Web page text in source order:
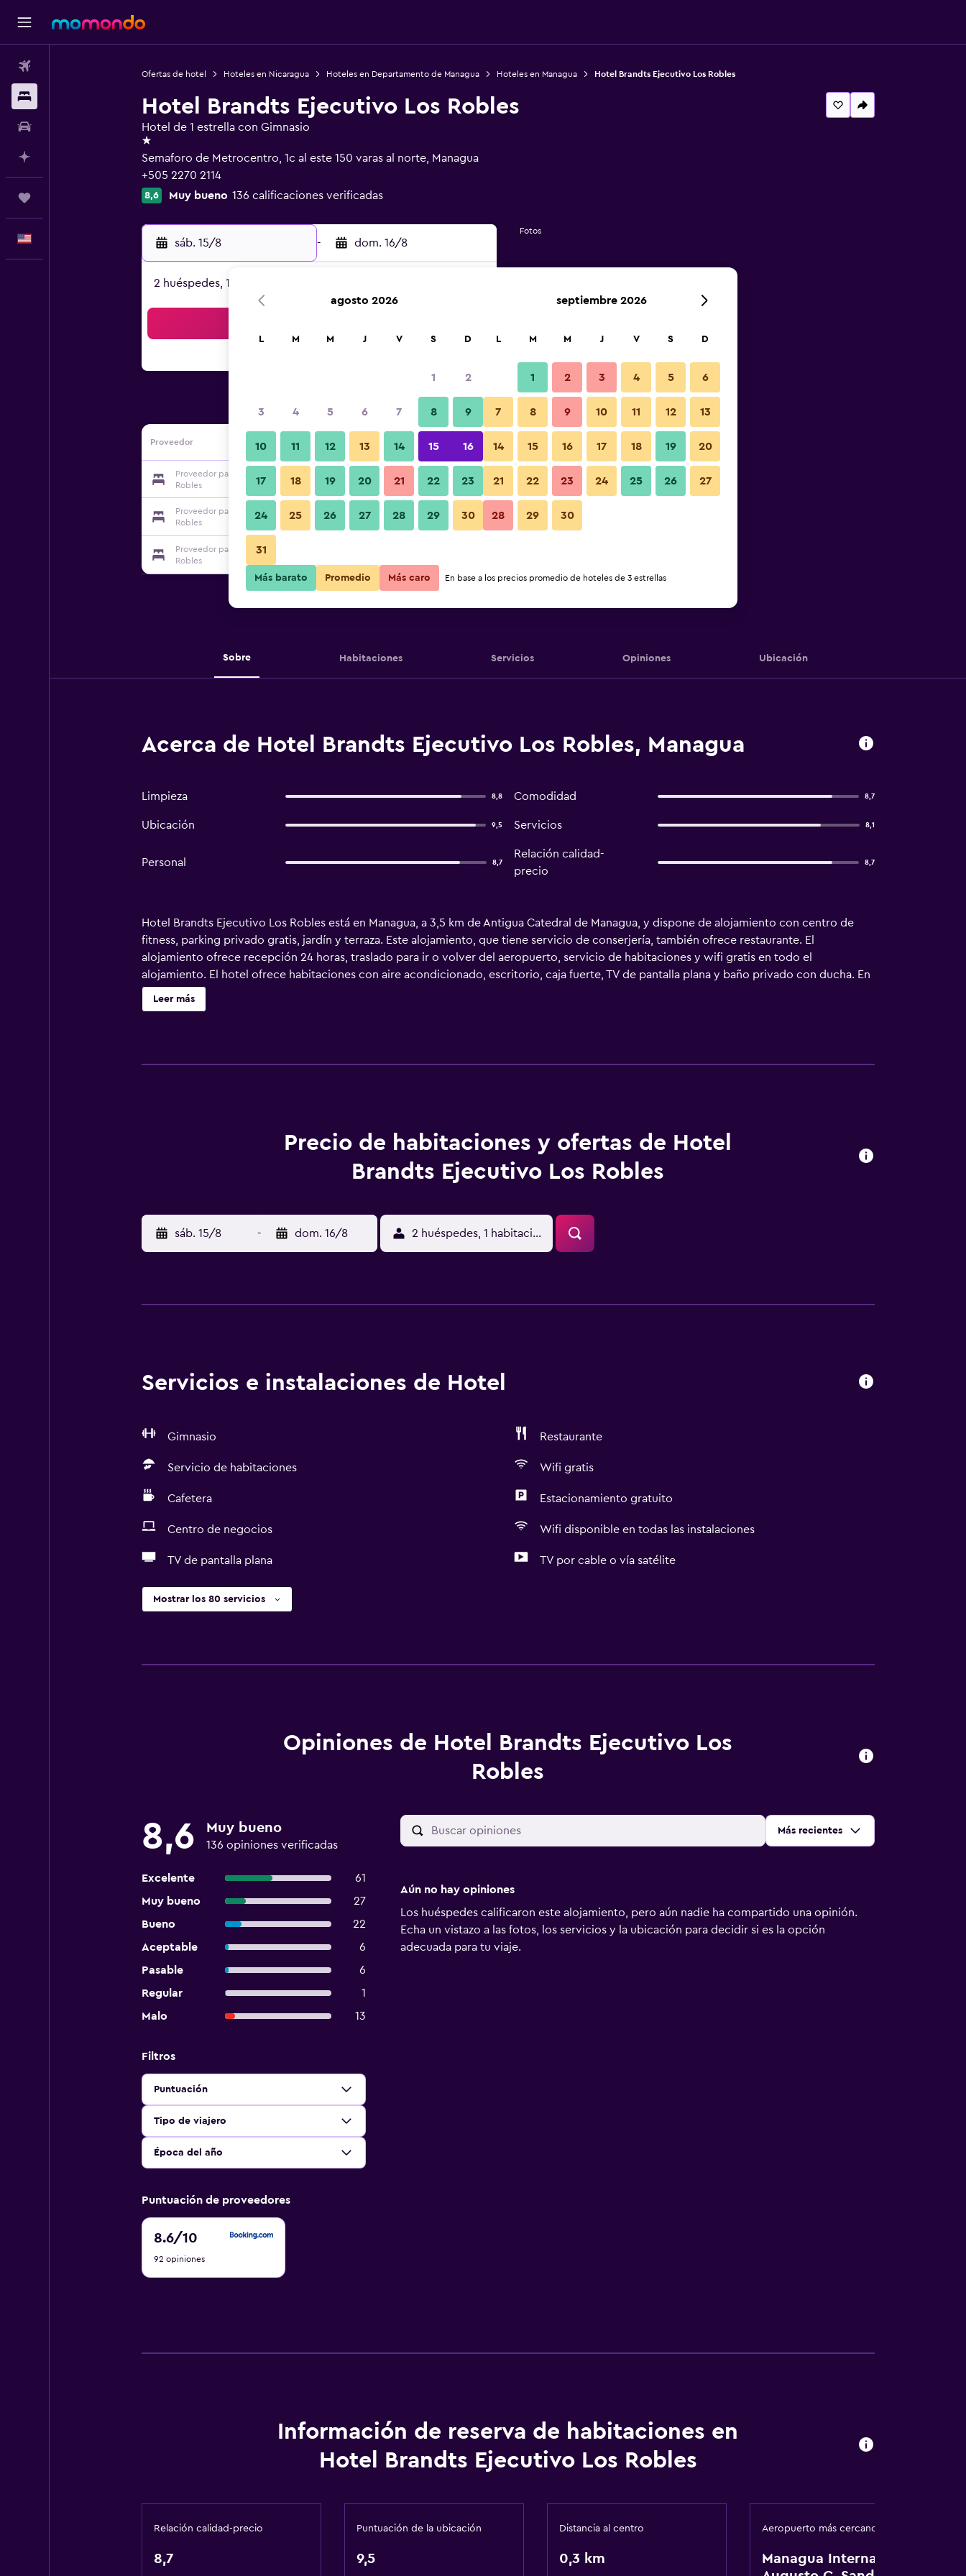
Ofertas de hotel Hoteles en Nicaragua Hoteles en Departamento de Managua Hoteles en Managua Hotel Brandts Ejecutivo Los Robles
Hotel Brandts Ejecutivo Los Robles
Hotel de 1 estrella con Gimnasio
1 estrella
Semaforo de Metrocentro, 1c al este 150 varas al norte, Managua
+505 2270 2114
8,6 Muy bueno 136 calificaciones verificadas
sáb. 15/8 - dom. 16/8
2 huéspedes, 1 habitación
Proveedor
Proveedor para Hotel Brandts Ejecutivo Los
Robles
Ver precios
Proveedor para Hotel Brandts Ejecutivo Los
Robles
Ver precios
Proveedor para Hotel Brandts Ejecutivo Los
Robles
Fotos
Sobre Habitaciones Servicios Opiniones Ubicación
Acerca de Hotel Brandts Ejecutivo Los Robles, Managua
Limpieza 8,8 Comodidad 8,7
Ubicación 9,5 Servicios 8,1
Personal 8,7
Relación calidad-
precio
8,7
Hotel Brandts Ejecutivo Los Robles está en Managua, a 3,5 km de Antigua Catedral de Managua, y dispone de alojamiento con centro de
fitness, parking privado gratis, jardín y terraza. Este alojamiento, que tiene servicio de conserjería, también ofrece restaurante. El
alojamiento ofrece recepción 24 horas, traslado para ir o volver del aeropuerto, servicio de habitaciones y wifi gratis en todo el
alojamiento. El hotel ofrece habitaciones con aire acondicionado, escritorio, caja fuerte, TV de pantalla plana y baño privado con ducha. En
Hotel Brandts Ejecutivo Los Robles, las habitaciones incluyen ropa de cama y toallas. En el alojamiento se sirve un desayuno continental.
Volcán Masaya está a 25 km del alojamiento, y Mirador de Catarina está a 37 km. El aeropuerto (Aeropuerto Internacional Augusto C.
Leer más
Precio de habitaciones y ofertas de Hotel
Brandts Ejecutivo Los Robles
sáb. 15/8 - dom. 16/8 2 huéspedes, 1 habitación
Servicios e instalaciones de Hotel
Gimnasio Restaurante
Servicio de habitaciones Wifi gratis
Cafetera Estacionamiento gratuito
Centro de negocios Wifi disponible en todas las instalaciones
TV de pantalla plana TV por cable o vía satélite
Mostrar los 80 servicios
Opiniones de Hotel Brandts Ejecutivo Los
Robles
8,6 Muy bueno
136 opiniones verificadas
Excelente
61
Muy bueno
27
Bueno
22
Aceptable
6
Pasable
6
Regular
1
Malo
13
Ordenar por:
Más recientes
Filtros
Puntuación
Tipo de viajero
Época del año
Puntuación de proveedores
8.6/10
8.6
10
92 opiniones
Aún no hay opiniones
Los huéspedes calificaron este alojamiento, pero aún nadie ha compartido una opinión.
Echa un vistazo a las fotos, los servicios y la ubicación para decidir si es la opción
adecuada para tu viaje.
Información de reserva de habitaciones en
Hotel Brandts Ejecutivo Los Robles
Relación calidad-precio
8,7
Puntuación de la ubicación
9,5
Distancia al centro
0,3 km
Aeropuerto más cercano
Managua Internacional
agosto 2026
L M M J V S D
1 2
3 4 5 6 7 8 9
10 11 12 13 14 15 16
17 18 19 20 21 22 23
24 25 26 27 28 29 30
31
septiembre 2026
L M M J V S D
1 2 3 4 5 6
7 8 9 10 11 12 13
14 15 16 17 18 19 20
21 22 23 24 25 26 27
28 29 30
Más barato Promedio Más caro En base a los precios promedio de hoteles de 3 estrellas